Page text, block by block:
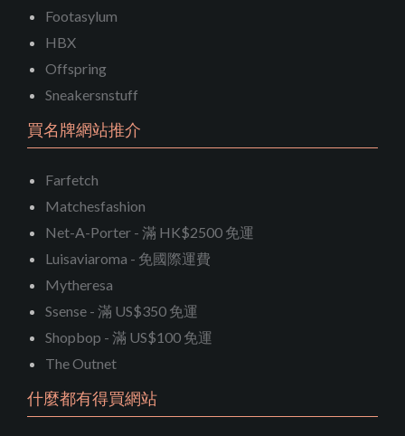
Footasylum
HBX
Offspring
Sneakersnstuff
買名牌網站推介
Farfetch
Matchesfashion
Net-A-Porter - 滿 HK$2500 免運
Luisaviaroma - 免國際運費
Mytheresa
Ssense - 滿 US$350 免運
Shopbop - 滿 US$100 免運
The Outnet
什麼都有得買網站